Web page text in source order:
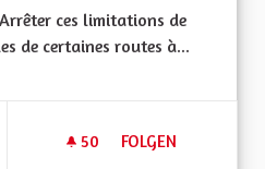
ces limitations de
de certaines routes à...
50 50 FOLLOWER
FOLGEN
RÉTABLIR LA